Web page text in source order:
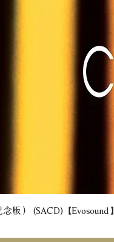
版） (SACD) 【Evosound】